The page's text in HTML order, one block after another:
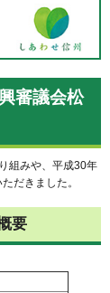
審議会松
組みや、平成30年
だきました。
要